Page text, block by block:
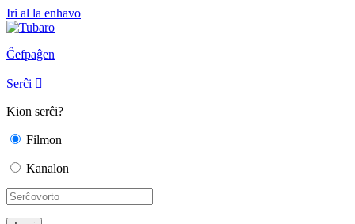
Iri al la enhavo
Ĉefpaĝen
Serĉi 
Kion serĉi?
Filmon
Kanalon